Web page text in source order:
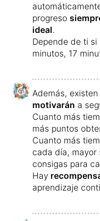
progreso
ideal.
Depende de ti
minutos, 17
Además, existen
motivarán a
Cuanto más
más puntos
Cuanto más
cada día, mayor
consigas para
Hay
aprendizaje